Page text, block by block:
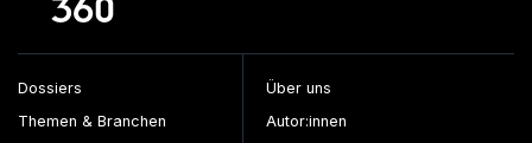
Dossiers
Themen & Branchen
Über uns
Autor:innen